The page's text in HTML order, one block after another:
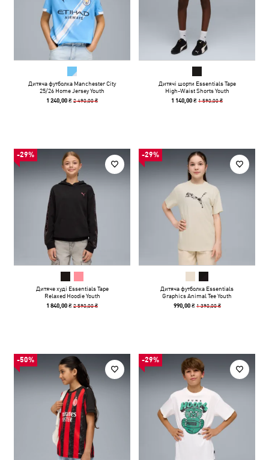
Дитяча футболка Manchester City
25/26 Home Jersey Youth
1 240,00 ₴2 490,00 ₴
Дитячі шорти Essentials Tape
High-Waist Shorts Youth
1 140,00 ₴1 590,00 ₴
-29%
Дитяче худі Essentials Tape
Relaxed Hoodie Youth
1 840,00 ₴2 590,00 ₴
-29%
Дитяча футболка Essentials
Graphics Animal Tee Youth
990,00 ₴ 1 390,00 ₴
-50% -29%